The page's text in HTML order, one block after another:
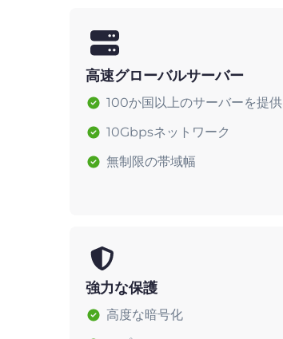
高速グローバルサーバー
100か国以上のサーバーを提供
10Gbpsネットワーク
無制限の帯域幅
強力な保護
高度な暗号化